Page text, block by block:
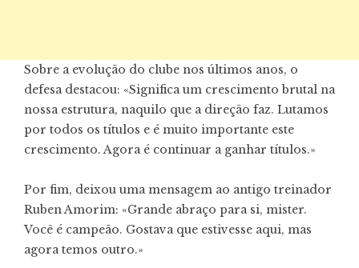
Sobre a evolução do clube nos últimos anos, o
defesa destacou: «Significa um crescimento brutal na
nossa estrutura, naquilo que a direção faz. Lutamos
por todos os títulos e é muito importante este
crescimento. Agora é continuar a ganhar títulos.»
Por fim, deixou uma mensagem ao antigo treinador
Ruben Amorim: «Grande abraço para si, mister.
Você é campeão. Gostava que estivesse aqui, mas
agora temos outro.»